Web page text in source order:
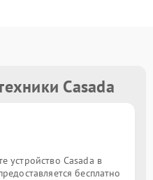
Casada
устройство Casada в
бесплатно